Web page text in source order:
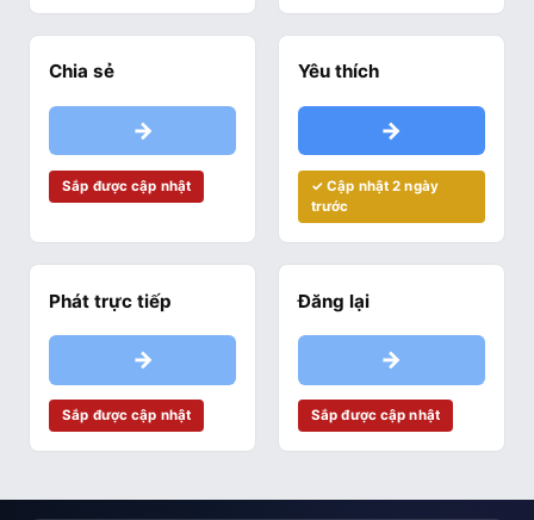
Chia sẻ
→
Sắp được cập nhật
Yêu thích
→
✓ Cập nhật 2 ngày
trước
Phát trực tiếp
→
Sắp được cập nhật
Đăng lại
→
Sắp được cập nhật